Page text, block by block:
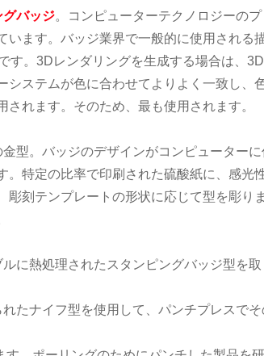
グバッジ。コンピューターテクノロジーの
います。バッジ業界で一般的に使用され
す。3Dレンダリングを生成する場合は、
システムが色に合わせてよりよく一致し、
されます。そのため、最も使用されます。
型。バッジのデザインがコンピューター
。特定の比率で印刷された硫酸紙に、感光
彫刻テンプレートの形状に応じて型を彫
に熱処理されたスタンピングバッジ型を
たナイフ型を使用して、パンチプレスで